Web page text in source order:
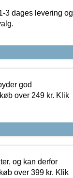
3 dages levering og
god
over 249 kr. Klik
og kan derfor
over 399 kr. Klik